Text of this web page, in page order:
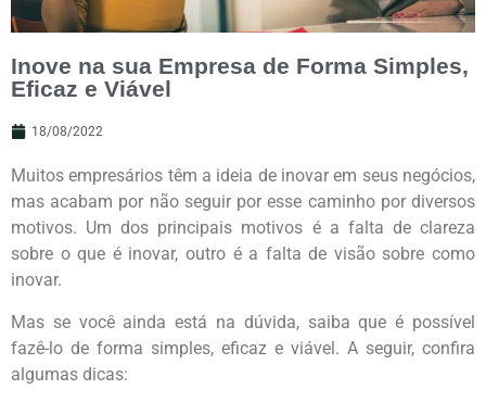
Inove na sua Empresa de Forma Simples,
Eficaz e Viável
18/08/2022
Muitos empresários têm a ideia de inovar em seus negócios,
mas acabam por não seguir por esse caminho por diversos
motivos. Um dos principais motivos é a falta de clareza
sobre o que é inovar, outro é a falta de visão sobre como
inovar.
Mas se você ainda está na dúvida, saiba que é possível
fazê-lo de forma simples, eficaz e viável. A seguir, confira
algumas dicas: